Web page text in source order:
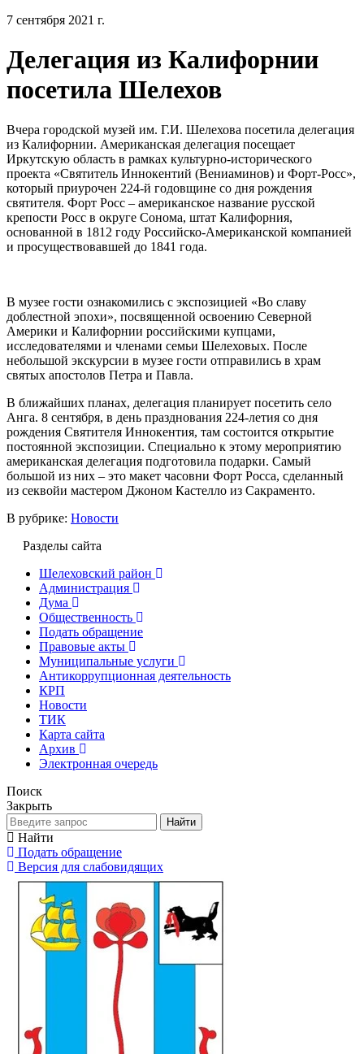
7 сентября 2021 г.
Делегация из Калифорнии
посетила Шелехов
Вчера городской музей им. Г.И. Шелехова посетила делегация
из Калифорнии. Американская делегация посещает
Иркутскую область в рамках культурно-исторического
проекта «Святитель Иннокентий (Вениаминов) и Форт-Росс»,
который приурочен 224-й годовщине со дня рождения
святителя. Форт Росс – американское название русской
крепости Росс в округе Сонома, штат Калифорния,
основанной в 1812 году Российско-Американской компанией
и просуществовавшей до 1841 года.
В музее гости ознакомились с экспозицией «Во славу
доблестной эпохи», посвященной освоению Северной
Америки и Калифорнии российскими купцами,
исследователями и членами семьи Шелеховых. После
небольшой экскурсии в музее гости отправились в храм
святых апостолов Петра и Павла.
В ближайших планах, делегация планирует посетить село
Анга. 8 сентября, в день празднования 224-летия со дня
рождения Святителя Иннокентия, там состоится открытие
постоянной экспозиции. Специально к этому мероприятию
американская делегация подготовила подарки. Самый
большой из них – это макет часовни Форт Росса, сделанный
из секвойи мастером Джоном Кастелло из Сакраменто.
В рубрике: Новости
Разделы сайта
Шелеховский район
Администрация
Дума
Общественность
Подать обращение
Правовые акты
Муниципальные услуги
Антикоррупционная деятельность
КРП
Новости
ТИК
Карта сайта
Архив
Электронная очередь
Поиск
Закрыть
Найти
Найти
Подать обращение
Версия для слабовидящих